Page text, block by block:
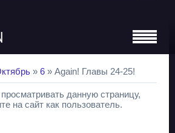
» 6 » Again! Главы 24-25!
данную страницу,
на сайт как пользователь.